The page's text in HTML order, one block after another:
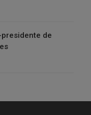
presidente de